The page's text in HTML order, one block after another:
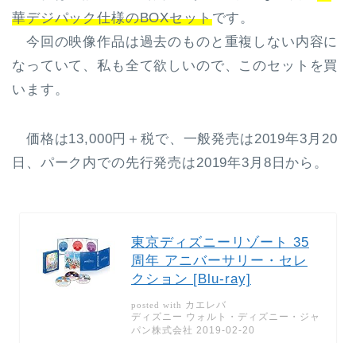
華デジパック仕様のBOXセットです。
今回の映像作品は過去のものと重複しない内容に
なっていて、私も全て欲しいので、このセットを買
います。
価格は13,000円＋税で、一般発売は2019年3月20
日、パーク内での先行発売は2019年3月8日から。
東京ディズニーリゾート 35
周年 アニバーサリー・セレ
クション [Blu-ray]
posted with カエレバ
ディズニー ウォルト・ディズニー・ジャ
パン株式会社 2019-02-20